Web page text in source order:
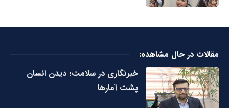
مقالات در حال مشاهده:
خبرنگاری در سلامت؛ دیدن انسان
پشت آمارها